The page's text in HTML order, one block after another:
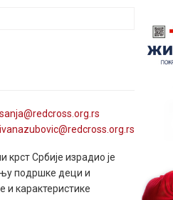
sanja@redcross .org .rs
ivanazubovic@redcross .org .rs
крст Србије израдио је
подршке деци и
и карактеристике